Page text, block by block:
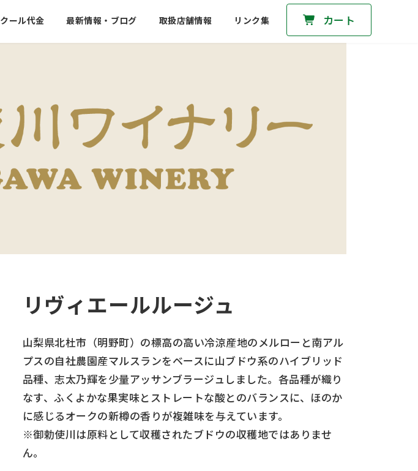
カート
クール代金 最新情報・ブログ 取扱店舗情報 リンク集
リヴィエールルージュ
山梨県北杜市（明野町）の標高の高い冷涼産地のメルローと南アル
プスの自社農園産マルスランをベースに山ブドウ系のハイブリッド
品種、志太乃輝を少量アッサンブラージュしました。各品種が織り
なす、ふくよかな果実味とストレートな酸とのバランスに、ほのか
に感じるオークの新樽の香りが複雑味を与えています。
※御勅使川は原料として収穫されたブドウの収穫地ではありませ
ん。